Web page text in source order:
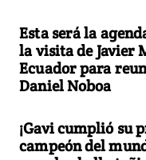
Esta será la
la visita de Javier
Ecuador para
Daniel Noboa
¡Gavi cumplió su
campeón del